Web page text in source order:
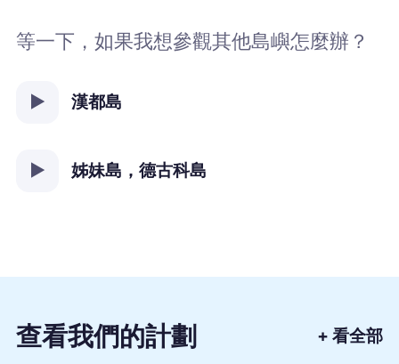
等一下，如果我想參觀其他島嶼怎麼辦？
漢都島
姊妹島，德古科島
查看我們的計劃 + 看全部